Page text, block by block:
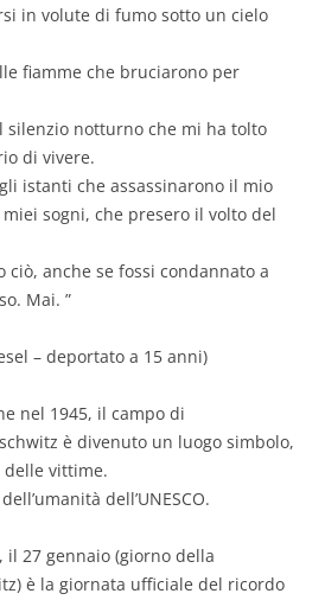
in volute di fumo sotto un cielo
fiamme che bruciarono per
silenzio notturno che mi ha tolto
di vivere.
istanti che assassinarono il mio
sogni, che presero il volto del
anche se fossi condannato a
Mai. ”
– deportato a 15 anni)
nel 1945, il campo di
è divenuto un luogo simbolo,
vittime.
dell’UNESCO.
il 27 gennaio (giorno della
è la giornata ufficiale del ricordo